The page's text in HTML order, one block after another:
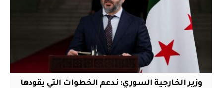
وزير الخارجية السوري: ندعم الخطوات التي يقودها